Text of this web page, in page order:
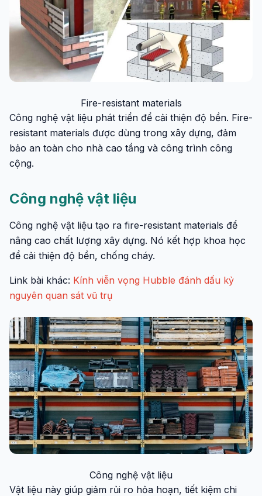
Fire-resistant materials
Công nghệ vật liệu phát triển để cải thiện độ bền. Fire-
resistant materials được dùng trong xây dựng, đảm
bảo an toàn cho nhà cao tầng và công trình công
cộng.
Công nghệ vật liệu
Công nghệ vật liệu tạo ra fire-resistant materials để
nâng cao chất lượng xây dựng. Nó kết hợp khoa học
để cải thiện độ bền, chống cháy.
Link bài khác: Kính viễn vọng Hubble đánh dấu kỷ
nguyên quan sát vũ trụ
Công nghệ vật liệu
Vật liệu này giúp giảm rủi ro hỏa hoạn, tiết kiệm chi